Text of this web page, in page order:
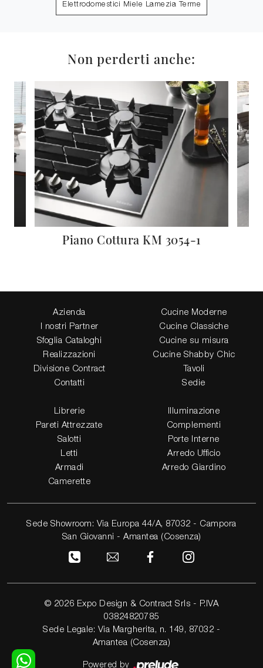
Elettrodomestici Miele Lamezia Terme
Non perderti anche:
Piano Cottura KM 3054-1
Azienda
I nostri Partner
Sfoglia Cataloghi
Realizzazioni
Divisione Contract
Contatti
Cucine Moderne
Cucine Classiche
Cucine su misura
Cucine Shabby Chic
Tavoli
Sedie
Librerie
Pareti Attrezzate
Salotti
Letti
Armadi
Camerette
Illuminazione
Complementi
Porte Interne
Arredo Ufficio
Arredo Giardino
Sede Showroom: Via Europa 44/A, 87032 - Campora
San Giovanni - Amantea (Cosenza)
© 2026 Expo Design & Contract Srls - P.IVA
03824820785
Sede Legale: Via Margherita, n. 149, 87032 -
Amantea (Cosenza)
Powered by